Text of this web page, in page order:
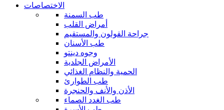
الاختصاصات
طب السمنة
أمراض القلب
جراحة القولون والمستقيم
طب الأسنان
وجوه دينتو
الأمراض الجلدية
الحمية والنظام الغذائي
طب الطوارئ
الأذن والأنف والحنجرة
طب الغدد الصماء